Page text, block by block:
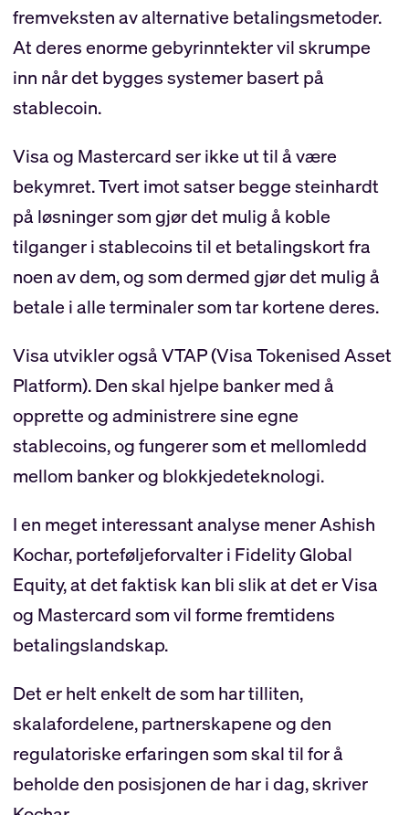
fremveksten av alternative betalingsmetoder.
At deres enorme gebyrinntekter vil skrumpe
inn når det bygges systemer basert på
stablecoin.
Visa og Mastercard ser ikke ut til å være
bekymret. Tvert imot satser begge steinhardt
på løsninger som gjør det mulig å koble
tilganger i stablecoins til et betalingskort fra
noen av dem, og som dermed gjør det mulig å
betale i alle terminaler som tar kortene deres.
Visa utvikler også VTAP (Visa Tokenised Asset
Platform). Den skal hjelpe banker med å
opprette og administrere sine egne
stablecoins, og fungerer som et mellomledd
mellom banker og blokkjedeteknologi.
I en meget interessant analyse mener Ashish
Kochar, porteføljeforvalter i Fidelity Global
Equity, at det faktisk kan bli slik at det er Visa
og Mastercard som vil forme fremtidens
betalingslandskap.
Det er helt enkelt de som har tilliten,
skalafordelene, partnerskapene og den
regulatoriske erfaringen som skal til for å
beholde den posisjonen de har i dag, skriver